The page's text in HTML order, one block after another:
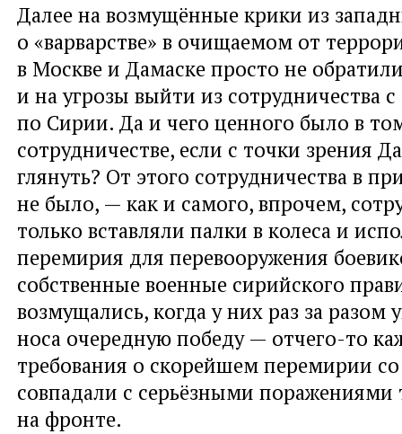
Далее на возмущённые крики из
о «варварстве» в очищаемом от
в Москве и Дамаске просто не
и на угрозы выйти из сотрудничества
по Сирии. Да и чего ценного было в
сотрудничестве, если с точки зрения
глянуть? От этого сотрудничества в
не было, — как и самого, впрочем,
только вставляли палки в колеса и
перемирия для перевооружения
собственные военные сирийского
возмущались, когда у них раз за разом
носа очередную победу — отчего-то
требования о скорейшем перемирии
совпадали с серьёзными поражениями
на фронте.